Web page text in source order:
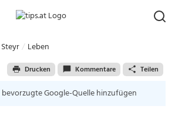
Steyr Leben
Drucken Kommentare Teilen
bevorzugte Google-Quelle hinzufügen